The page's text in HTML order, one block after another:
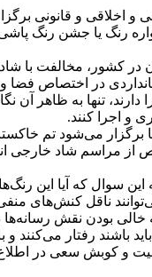
اخلاقی و قانونی‌
رنگ یا جشن رنگ
در کشور، مخالفت با
در اختصاص فضا
دارند، تنها به ظاهر
و اجرا کنند.
می‌شود تم
از مراسم شاد خارجی
سوال که آیا این
ناقل کنش‌ها‌ی
بودن نقش
رفتار می‌کنند و با
و کوبش سعی در اطلاع